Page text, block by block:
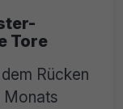
Tore
Rücken
Monats